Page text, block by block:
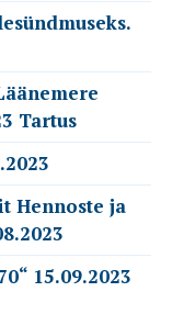
Tartus
Hennoste ja
15.09.2023